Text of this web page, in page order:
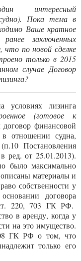
интересный
Пока тема в
Ваше кратное
заключенных
что по новой сделке
только в 2015
случае Договор
условиях лизинга
(готовое к
финансовой
в отношении судна,
Постановления
от 25.01.2013).
было максимально
материалы и
собственности у
договора
ст. 220, 703 ГК РФ.
в аренду, когда у
на это имущество.
ГК РФ о том, что
только его